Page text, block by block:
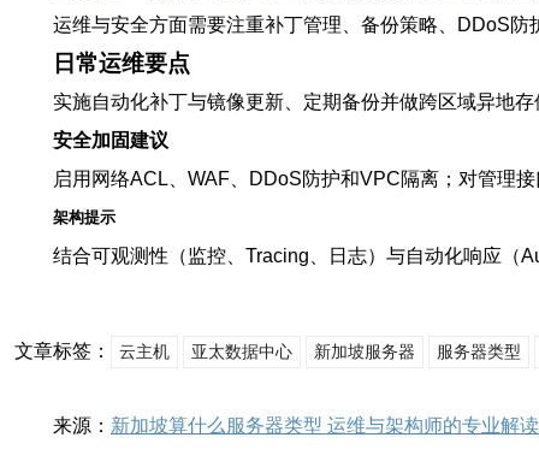
运维与安全方面需要注重补丁管理、备份策略、DDoS
日常运维要点
实施自动化补丁与镜像更新、定期备份并做跨区域异地
安全加固建议
启用网络ACL、WAF、DDoS防护和VPC隔离；对管理
架构提示
结合可观测性（监控、Tracing、日志）与自动化响应（
文章标签： 云主机 亚太数据中心 新加坡服务器 服务器类型
来源： 新加坡算什么服务器类型 运维与架构师的专业解读